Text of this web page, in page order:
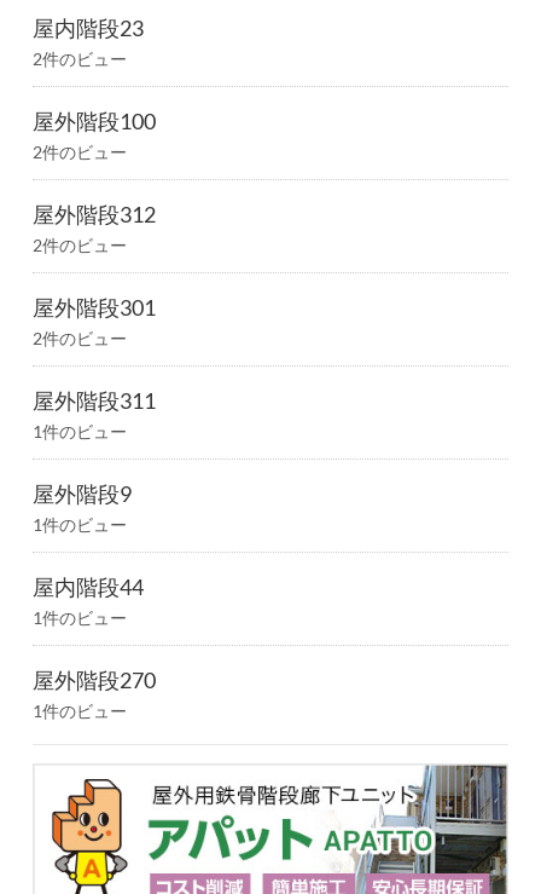
屋内階段23
2件のビュー
屋外階段100
2件のビュー
屋外階段312
2件のビュー
屋外階段301
2件のビュー
屋外階段311
1件のビュー
屋外階段9
1件のビュー
屋内階段44
1件のビュー
屋外階段270
1件のビュー